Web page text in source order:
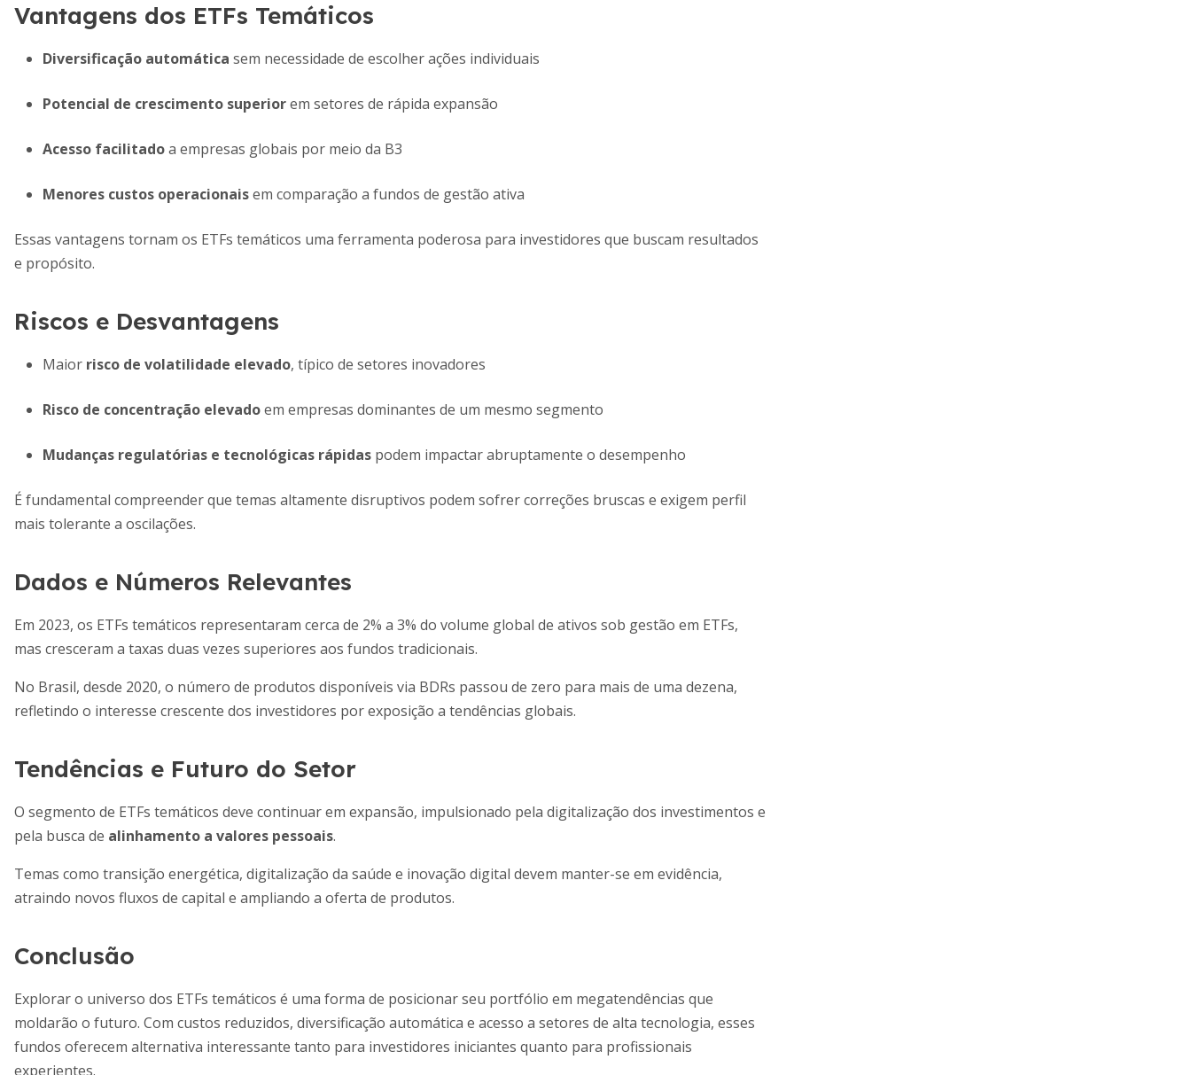
Vantagens dos ETFs Temáticos
Diversificação automática sem necessidade de escolher ações individuais
Potencial de crescimento superiorem setores de rápida expansão
Acesso facilitadoa empresas globais por meio da B3
Menores custos operacionaisem comparação a fundos de gestão ativa
Essas vantagens tornam os ETFs temáticos uma ferramenta poderosa para investidores que buscam resultados
e propósito.
Riscos e Desvantagens
Maior risco de volatilidade elevado, típico de setores inovadores
Risco de concentração elevadoem empresas dominantes de um mesmo segmento
Mudanças regulatórias e tecnológicas rápidas podem impactar abruptamente o desempenho
É fundamental compreender que temas altamente disruptivos podem sofrer correções bruscas e exigem perfil
mais tolerante a oscilações.
Dados e Números Relevantes
Em 2023, os ETFs temáticos representaram cerca de 2% a 3% do volume global de ativos sob gestão em ETFs,
mas cresceram a taxas duas vezes superiores aos fundos tradicionais.
No Brasil, desde 2020, o número de produtos disponíveis via BDRs passou de zero para mais de uma dezena,
refletindo o interesse crescente dos investidores por exposição a tendências globais.
Tendências e Futuro do Setor
O segmento de ETFs temáticos deve continuar em expansão, impulsionado pela digitalização dos investimentos e
pela busca de alinhamento a valores pessoais.
Temas como transição energética, digitalização da saúde e inovação digital devem manter-se em evidência,
atraindo novos fluxos de capital e ampliando a oferta de produtos.
Conclusão
Explorar o universo dos ETFs temáticos é uma forma de posicionar seu portfólio em megatendências que
moldarão o futuro. Com custos reduzidos, diversificação automática e acesso a setores de alta tecnologia, esses
fundos oferecem alternativa interessante tanto para investidores iniciantes quanto para profissionais
experientes.